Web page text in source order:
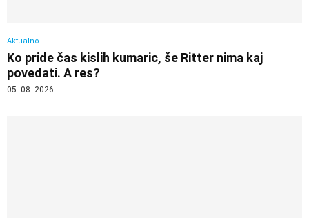
Aktualno
Ko pride čas kislih kumaric, še Ritter nima kaj
povedati. A res?
05. 08. 2026